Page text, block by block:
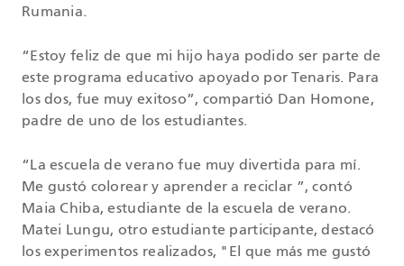
Rumania.
“Estoy feliz de que mi hijo haya podido ser parte de
este programa educativo apoyado por Tenaris. Para
los dos, fue muy exitoso”, compartió Dan Homone,
padre de uno de los estudiantes.
“La escuela de verano fue muy divertida para mí.
Me gustó colorear y aprender a reciclar ”, contó
Maia Chiba, estudiante de la escuela de verano.
Matei Lungu, otro estudiante participante, destacó
los experimentos realizados, "El que más me gustó